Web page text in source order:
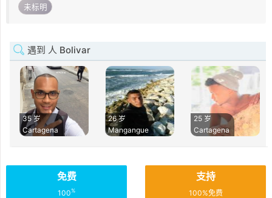
未标明
遇到 人 Bolivar
35 岁
Cartagena
26 岁
Mangangue
25 岁
Cartagena
免费
100%
支持
100%免费